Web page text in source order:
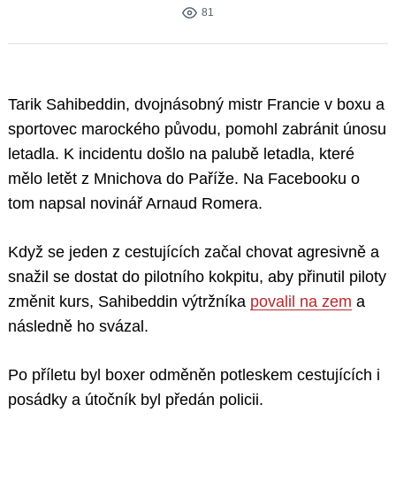
81
Tarik Sahibeddin, dvojnásobný mistr Francie v boxu a
sportovec marockého původu, pomohl zabránit únosu
letadla. K incidentu došlo na palubě letadla, které
mělo letět z Mnichova do Paříže. Na Facebooku o
tom napsal novinář Arnaud Romera.
Když se jeden z cestujících začal chovat agresivně a
snažil se dostat do pilotního kokpitu, aby přinutil piloty
změnit kurs, Sahibeddin výtržníka povalil na zem a
následně ho svázal.
Po příletu byl boxer odměněn potleskem cestujících i
posádky a útočník byl předán policii.